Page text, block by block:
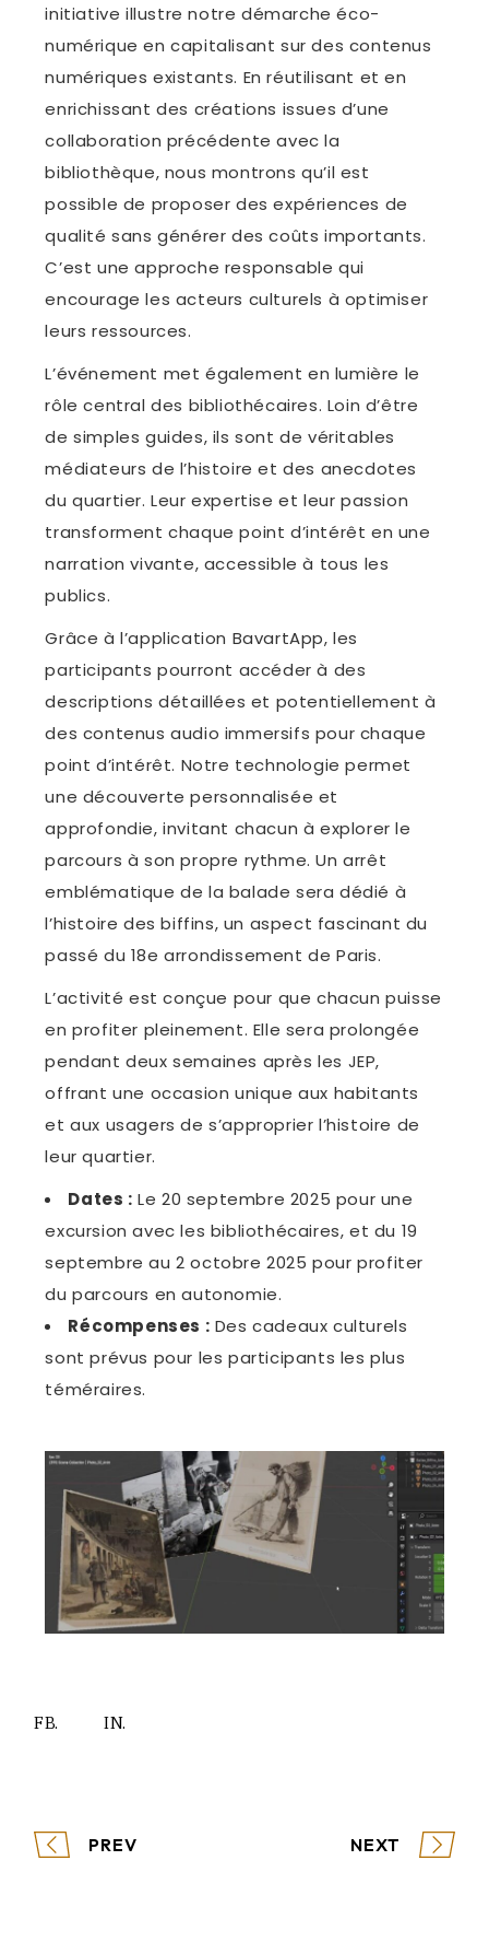
initiative illustre notre démarche éco-
numérique en capitalisant sur des contenus
numériques existants. En réutilisant et en
enrichissant des créations issues d’une
collaboration précédente avec la
bibliothèque, nous montrons qu’il est
possible de proposer des expériences de
qualité sans générer des coûts importants.
C’est une approche responsable qui
encourage les acteurs culturels à optimiser
leurs ressources.
L’événement met également en lumière le
rôle central des bibliothécaires. Loin d’être
de simples guides, ils sont de véritables
médiateurs de l’histoire et des anecdotes
du quartier. Leur expertise et leur passion
transforment chaque point d’intérêt en une
narration vivante, accessible à tous les
publics.
Grâce à l’application BavartApp, les
participants pourront accéder à des
descriptions détaillées et potentiellement à
des contenus audio immersifs pour chaque
point d’intérêt. Notre technologie permet
une découverte personnalisée et
approfondie, invitant chacun à explorer le
parcours à son propre rythme. Un arrêt
emblématique de la balade sera dédié à
l’histoire des biffins, un aspect fascinant du
passé du 18e arrondissement de Paris.
L’activité est conçue pour que chacun puisse
en profiter pleinement. Elle sera prolongée
pendant deux semaines après les JEP,
offrant une occasion unique aux habitants
et aux usagers de s’approprier l’histoire de
leur quartier.
Dates : Le 20 septembre 2025 pour une
excursion avec les bibliothécaires, et du 19
septembre au 2 octobre 2025 pour profiter
du parcours en autonomie.
Récompenses : Des cadeaux culturels
sont prévus pour les participants les plus
téméraires.
FB. IN.
PREV NEXT